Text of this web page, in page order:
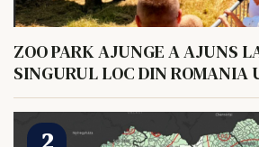
ZOO PARK AJUNGE A AJUNS
SINGURUL LOC DIN ROMANIA
HRANI UN ELEFANT